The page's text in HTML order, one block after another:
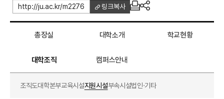
http://ju.ac.kr/m2276 링크복사
총장실 대학소개 학교현황
대학조직 캠퍼스안내
조직도대학본부교육시설지원시설부속시설법인·기타